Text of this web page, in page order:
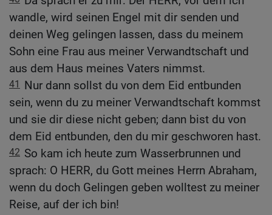
wandle, wird seinen Engel mit dir senden und
deinen Weg gelingen lassen, dass du meinem
Sohn eine Frau aus meiner Verwandtschaft und
aus dem Haus meines Vaters nimmst.
41
Nur dann sollst du von dem Eid entbunden
sein, wenn du zu meiner Verwandtschaft kommst
und sie dir diese nicht geben; dann bist du von
dem Eid entbunden, den du mir geschworen hast.
42 So kam ich heute zum Wasserbrunnen und
sprach: O HERR, du Gott meines Herrn Abraham,
wenn du doch Gelingen geben wolltest zu meiner
Reise, auf der ich bin!